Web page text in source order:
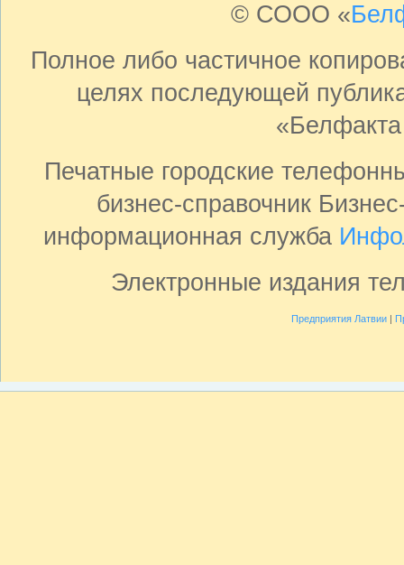
© СООО «
Полное либо частичное
целях последующей
Печатные городские
бизнес-справочник
информационная служба
Электронные издания
Предприятия Латвии|